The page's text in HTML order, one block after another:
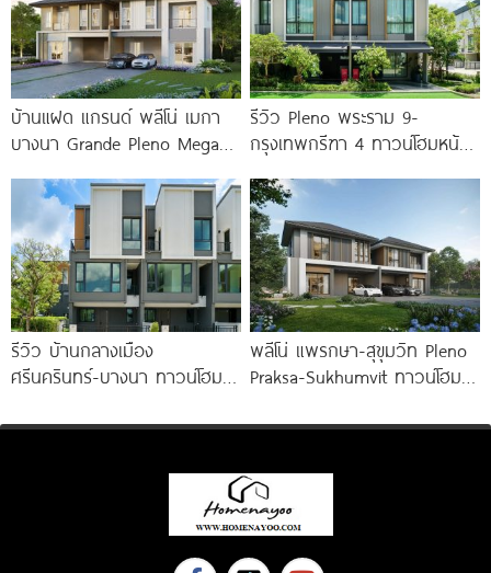
บ้านแฝด แกรนด์ พลีโน่ เมกา
บางนา Grande Pleno Mega
รีวิว Pleno พระราม 9-
กรุงเทพกรีฑา 4 ทาวน์โฮมหน้า
Premium
รีวิว บ้านกลางเมือง
ศรีนครินทร์-บางนา ทาวน์โฮม 3
Penthouse
พลีโน่ แพรกษา-สุขุมวิท Pleno
Praksa-Sukhumvit ทาวน์โฮม
สายเก่า พร้อม Fitness 24 ชม.*